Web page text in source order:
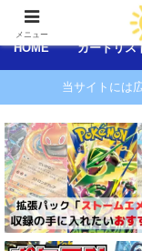
コンテンツへスキッ
HOME カードリス
当サイトには
メニュー